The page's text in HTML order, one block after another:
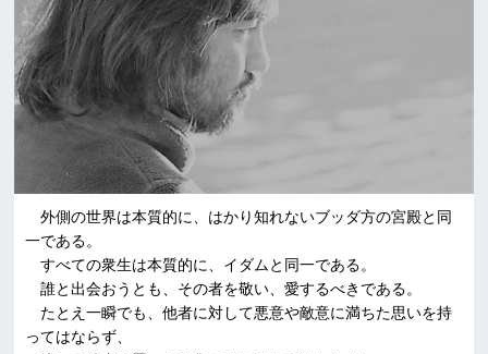
外側の世界は本質的に、はかり知れないブッダ方の宮殿と同
一である。
すべての衆生は本質的に、イダムと同一である。
誰と出会おうとも、その者を敬い、愛するべきである。
たとえ一瞬でも、他者に対して悪意や敵意に満ちた思いを持
ってはならず、